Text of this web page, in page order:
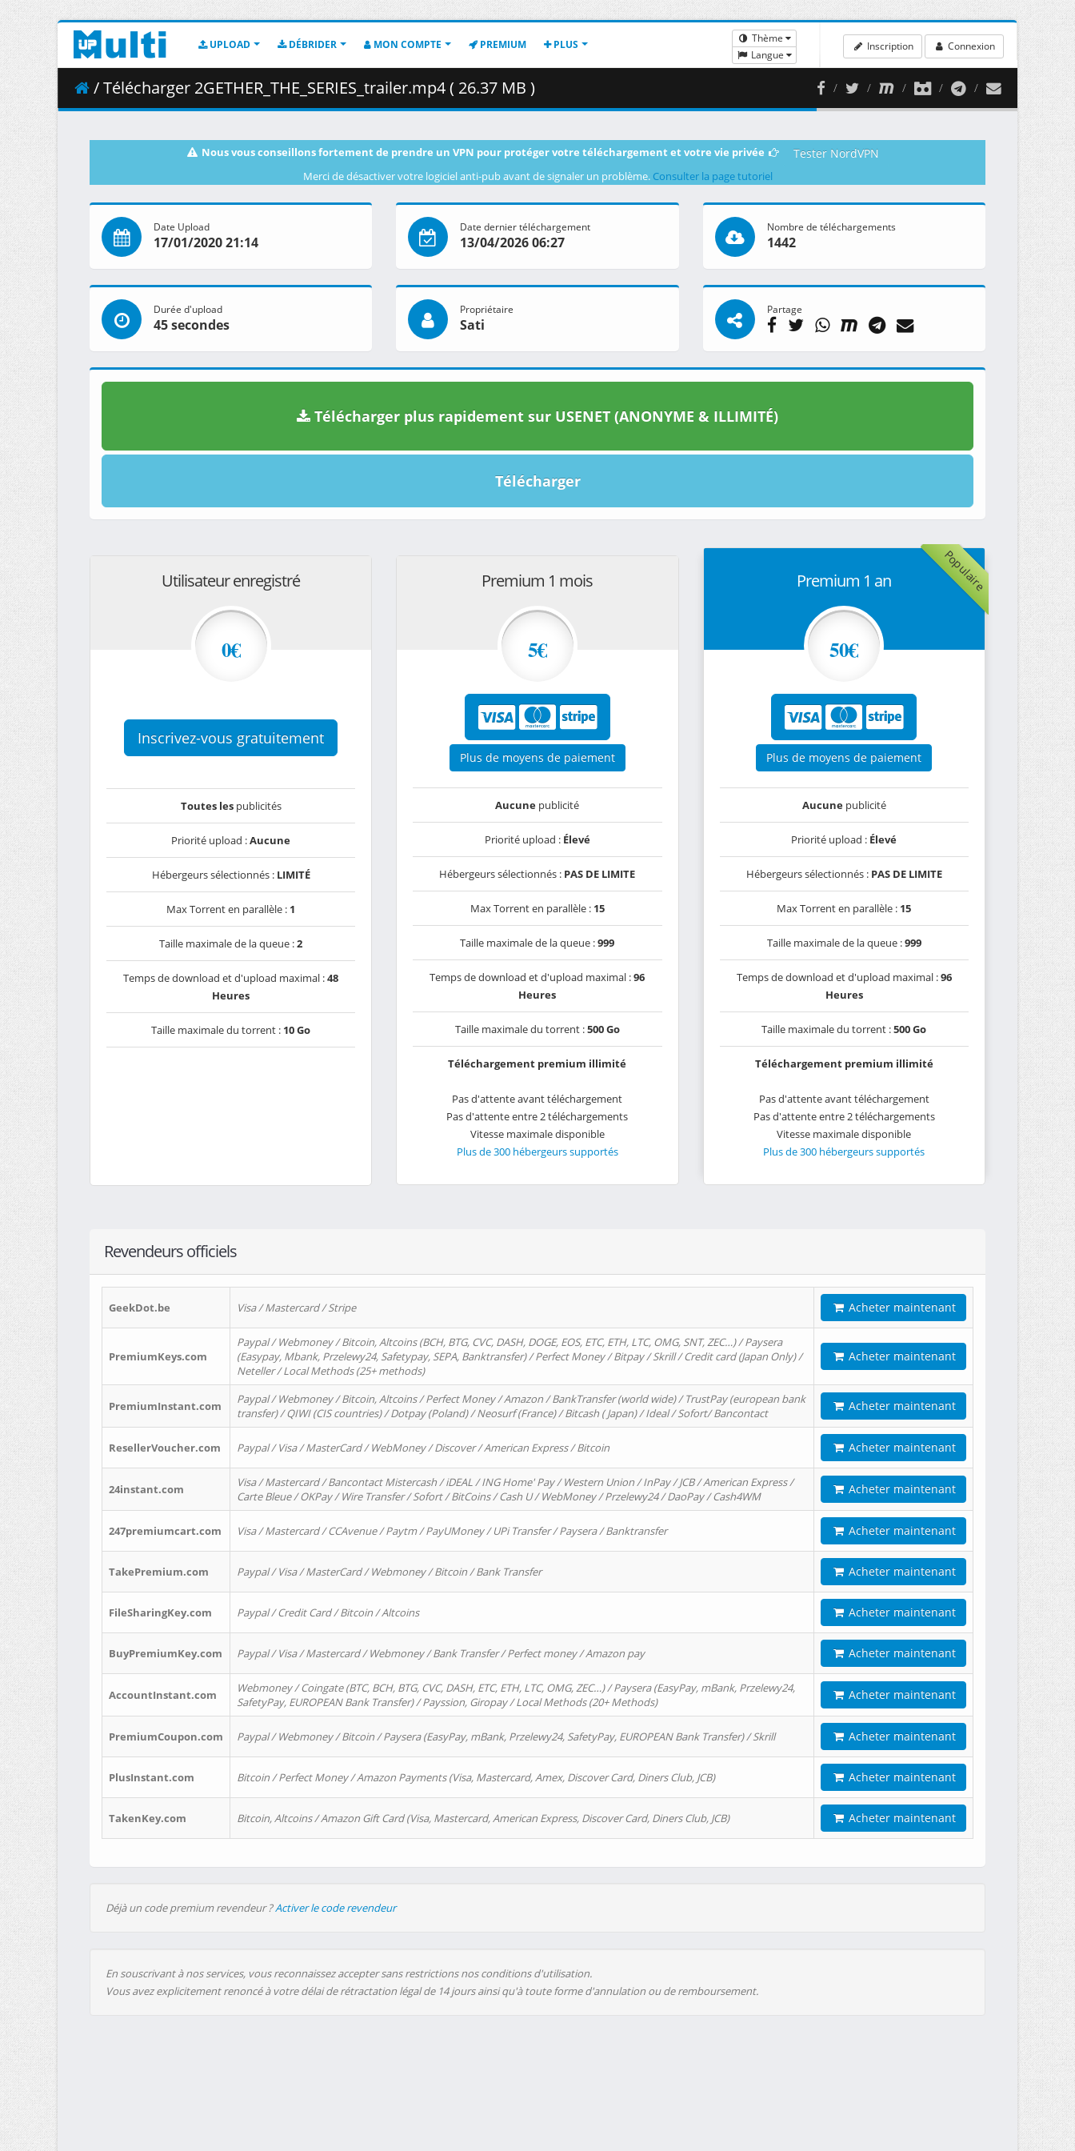
UPLOAD DÉBRIDER MON COMPTE PREMIUM PLUS
Thème
Langue
Inscription Connexion
/ Télécharger 2GETHER_THE_SERIES_trailer.mp4 ( 26.37 MB )
Nous vous conseillons fortement de prendre un VPN pour protéger votre téléchargement et votre vie privée Tester NordVPN
Merci de désactiver votre logiciel anti-pub avant de signaler un problème. Consulter la page tutoriel
Date Upload
17/01/2020 21:14
Date dernier téléchargement
13/04/2026 06:27
Nombre de téléchargements
1442
Durée d'upload
45 secondes
Propriétaire
Sati
Partage
Télécharger plus rapidement sur USENET (ANONYME & ILLIMITÉ)
Télécharger
Utilisateur enregistré
0€
Inscrivez-vous gratuitement
Toutes lespublicités
Priorité upload :Aucune
Hébergeurs sélectionnés : LIMITÉ
Max Torrent en parallèle : 1
Taille maximale de la queue :2
Temps de download et d'upload maximal :48
Heures
Taille maximale du torrent : 10 Go
Premium 1 mois
5€
Plus de moyens de paiement
Aucune publicité
Priorité upload : Élevé
Hébergeurs sélectionnés : PAS DE LIMITE
Max Torrent en parallèle : 15
Taille maximale de la queue :999
Temps de download et d'upload maximal :96
Heures
Taille maximale du torrent :500 Go
Téléchargement premium illimité
Pas d'attente avant téléchargement
Pas d'attente entre 2 téléchargements
Vitesse maximale disponible
Plus de 300 hébergeurs supportés
Populaire
Premium 1 an
50€
Plus de moyens de paiement
Aucunepublicité
Priorité upload : Élevé
Hébergeurs sélectionnés : PAS DE LIMITE
Max Torrent en parallèle : 15
Taille maximale de la queue :999
Temps de download et d'upload maximal :96
Heures
Taille maximale du torrent :500 Go
Téléchargement premium illimité
Pas d'attente avant téléchargement
Pas d'attente entre 2 téléchargements
Vitesse maximale disponible
Plus de 300 hébergeurs supportés
Revendeurs officiels
GeekDot.be Visa / Mastercard / Stripe Acheter maintenant
PremiumKeys.com
Paypal / Webmoney / Bitcoin, Altcoins (BCH, BTG, CVC, DASH, DOGE, EOS, ETC, ETH, LTC, OMG, SNT, ZEC…) / Paysera
(Easypay, Mbank, Przelewy24, Safetypay, SEPA, Banktransfer) / Perfect Money / Bitpay / Skrill / Credit card (Japan Only) /
Neteller / Local Methods (25+ methods)
Acheter maintenant
PremiumInstant.com
Paypal / Webmoney / Bitcoin, Altcoins / Perfect Money / Amazon / BankTransfer (world wide) / TrustPay (european bank
transfer) / QIWI (CIS countries) / Dotpay (Poland) / Neosurf (France) / Bitcash ( Japan) / Ideal / Sofort/ Bancontact
Acheter maintenant
ResellerVoucher.com Paypal / Visa / MasterCard / WebMoney / Discover / American Express / Bitcoin Acheter maintenant
24instant.com
Visa / Mastercard / Bancontact Mistercash / iDEAL / ING Home' Pay / Western Union / InPay / JCB / American Express /
Carte Bleue / OKPay / Wire Transfer / Sofort / BitCoins / Cash U / WebMoney / Przelewy24 / DaoPay / Cash4WM
Acheter maintenant
247premiumcart.com Visa / Mastercard / CCAvenue / Paytm / PayUMoney / UPi Transfer / Paysera / Banktransfer Acheter maintenant
TakePremium.com Paypal / Visa / MasterCard / Webmoney / Bitcoin / Bank Transfer Acheter maintenant
FileSharingKey.com Paypal / Credit Card / Bitcoin / Altcoins Acheter maintenant
BuyPremiumKey.com Paypal / Visa / Mastercard / Webmoney / Bank Transfer / Perfect money / Amazon pay Acheter maintenant
AccountInstant.com
Webmoney / Coingate (BTC, BCH, BTG, CVC, DASH, ETC, ETH, LTC, OMG, ZEC…) / Paysera (EasyPay, mBank, Przelewy24,
SafetyPay, EUROPEAN Bank Transfer) / Payssion, Giropay / Local Methods (20+ Methods)
Acheter maintenant
PremiumCoupon.com Paypal / Webmoney / Bitcoin / Paysera (EasyPay, mBank, Przelewy24, SafetyPay, EUROPEAN Bank Transfer) / Skrill Acheter maintenant
PlusInstant.com Bitcoin / Perfect Money / Amazon Payments (Visa, Mastercard, Amex, Discover Card, Diners Club, JCB) Acheter maintenant
TakenKey.com Bitcoin, Altcoins / Amazon Gift Card (Visa, Mastercard, American Express, Discover Card, Diners Club, JCB) Acheter maintenant
Déjà un code premium revendeur ?Activer le code revendeur
En souscrivant à nos services, vous reconnaissez accepter sans restrictions nos conditions d'utilisation.
Vous avez explicitement renoncé à votre délai de rétractation légal de 14 jours ainsi qu'à toute forme d'annulation ou de remboursement.